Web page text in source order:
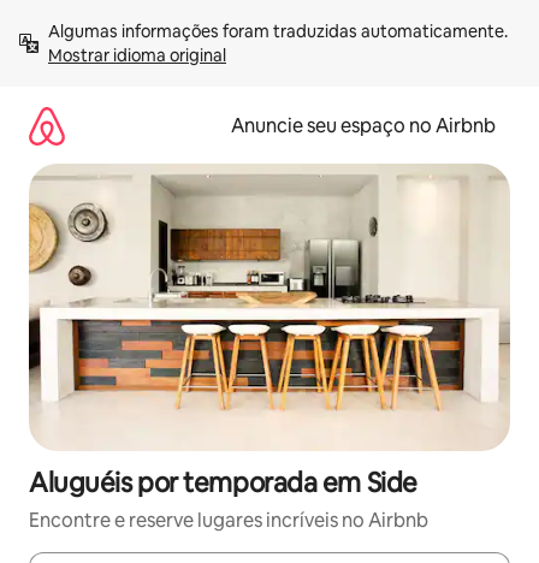
para
Mostrar idioma original
Anuncie seu espaço no Airbnb
Aluguéis por temporada em Side
Encontre e reserve lugares incríveis no Airbnb